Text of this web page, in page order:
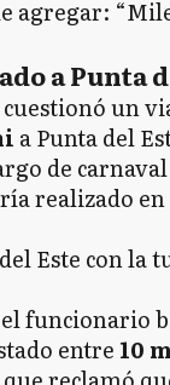
agregar:
a Punta
un
a Punta del
de
realizado
Este con la
funcionario
entre 10